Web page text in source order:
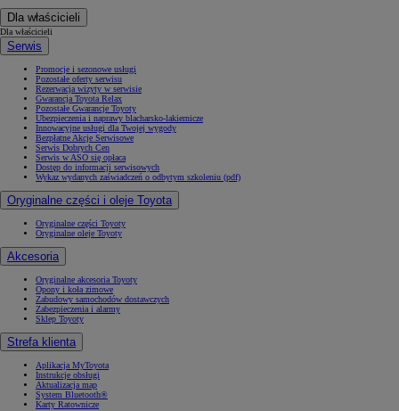
Dla właścicieli
Dla właścicieli
Serwis
Promocje i sezonowe usługi
Pozostałe oferty serwisu
Rezerwacja wizyty w serwisie
Gwarancja Toyota Relax
Pozostałe Gwarancje Toyoty
Ubezpieczenia i naprawy blacharsko-lakiernicze
Innowacyjne usługi dla Twojej wygody
Bezpłatne Akcje Serwisowe
Serwis Dobrych Cen
Serwis w ASO się opłaca
Dostęp do informacji serwisowych
Wykaz wydanych zaświadczeń o odbytym szkoleniu (pdf)
Oryginalne części i oleje Toyota
Oryginalne części Toyoty
Oryginalne oleje Toyoty
Akcesoria
Oryginalne akcesoria Toyoty
Opony i koła zimowe
Zabudowy samochodów dostawczych
Zabezpieczenia i alarmy
Sklep Toyoty
Strefa klienta
Aplikacja MyToyota
Instrukcje obsługi
Aktualizacja map
System Bluetooth®
Karty Ratownicze